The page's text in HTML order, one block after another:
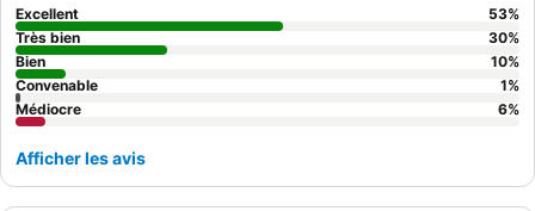
restaurants à proximité
. Pour un séjour plus calme, choisissez
une chambre donnant sur le jardin.
Excellent 53%
Très bien
30%
Bien
10%
Convenable
1%
Médiocre
6%
Afficher les avis